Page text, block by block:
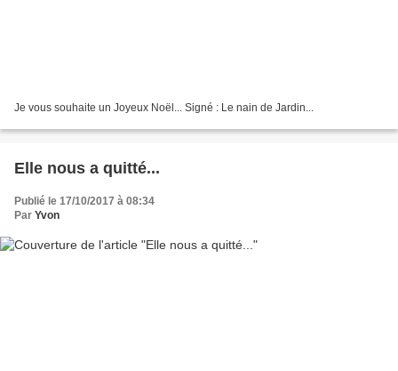
Je vous souhaite un Joyeux Noël... Signé : Le nain de Jardin...
Elle nous a quitté...
Publié le 17/10/2017 à 08:34
Par Yvon